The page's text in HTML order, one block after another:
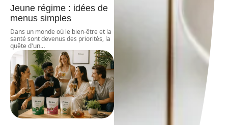
Jeune régime : idées de
menus simples
Dans un monde où le bien-être et la
santé sont devenus des priorités, la
quête d'un…